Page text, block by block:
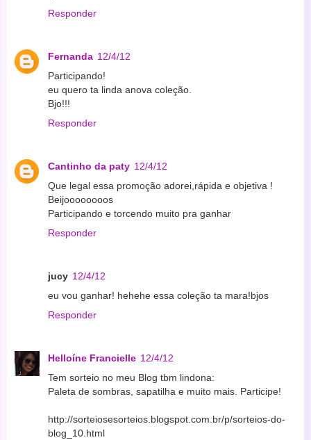
Responder
Fernanda 12/4/12
Participando!
eu quero ta linda anova coleção.
Bjo!!!
Responder
Cantinho da paty 12/4/12
Que legal essa promoção adorei,rápida e objetiva !
Beijoooooooos
Participando e torcendo muito pra ganhar
Responder
jucy 12/4/12
eu vou ganhar! hehehe essa coleção ta mara!bjos
Responder
Helloíne Francielle 12/4/12
Tem sorteio no meu Blog tbm lindona:
Paleta de sombras, sapatilha e muito mais. Participe!
http://sorteiosesorteios.blogspot.com.br/p/sorteios-do-
blog_10.html